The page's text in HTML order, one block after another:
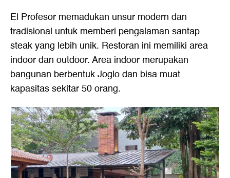
El Profesor memadukan unsur modern dan
tradisional untuk memberi pengalaman santap
steak yang lebih unik. Restoran ini memiliki area
indoor dan outdoor. Area indoor merupakan
bangunan berbentuk Joglo dan bisa muat
kapasitas sekitar 50 orang.